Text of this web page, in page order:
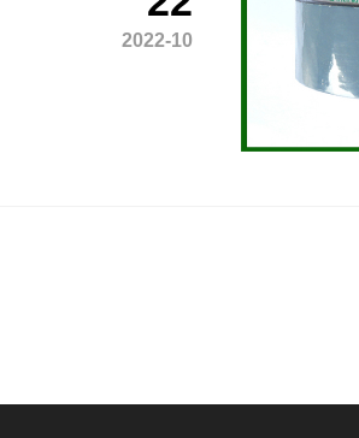
2022-10